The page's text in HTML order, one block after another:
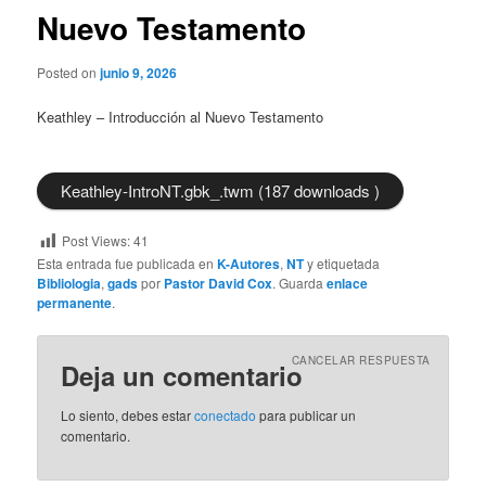
Nuevo Testamento
Posted onjunio 9, 2026
Keathley – Introducción al Nuevo Testamento
Keathley-IntroNT.gbk_.twm (187 downloads )
Post Views:41
Esta entrada fue publicada enK-Autores,NTy etiquetada
Bibliologia,gadspor Pastor David Cox. Guardaenlace
permanente.
Deja un comentarioCANCELAR RESPUESTA
Lo siento, debes estarconectado para publicar un
comentario.